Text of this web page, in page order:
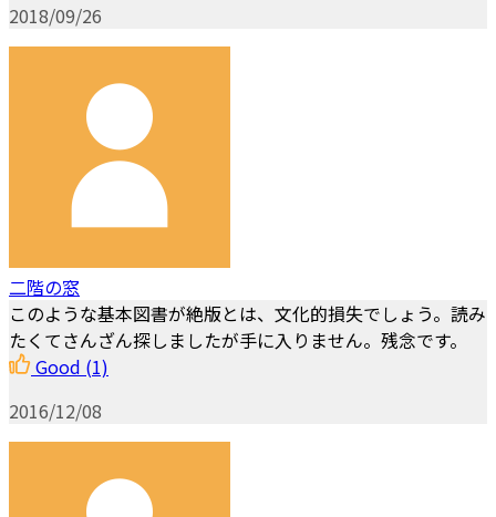
2018/09/26
二階の窓
このような基本図書が絶版とは、文化的損失でしょう。読み
たくてさんざん探しましたが手に入りません。残念です。
Good (1)
2016/12/08